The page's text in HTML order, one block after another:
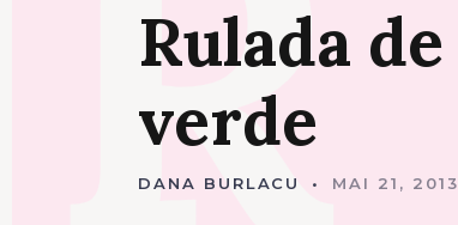
P
E
R
V
E
Rulada de
verde
DANA BURLACU MAI 21, 2013